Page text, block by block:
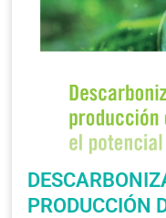
PRODUCCIÓN